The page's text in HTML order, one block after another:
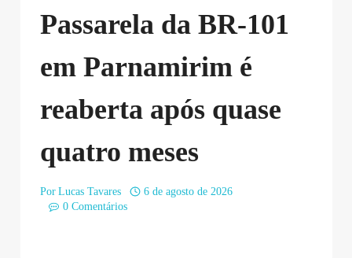
Passarela da BR-101
em Parnamirim é
reaberta após quase
quatro meses
Por Lucas Tavares
6 de agosto de 2026
0 Comentários